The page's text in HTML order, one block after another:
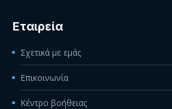
Εταιρεία
Σχετικά με εμάς
Επικοινωνία
Κέντρο βοήθειας